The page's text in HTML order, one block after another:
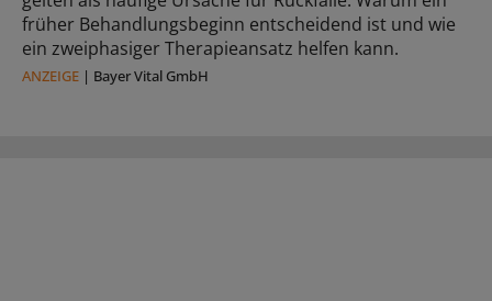
früher Behandlungsbeginn entscheidend ist und wie
ein zweiphasiger Therapieansatz helfen kann.
ANZEIGE | Bayer Vital GmbH